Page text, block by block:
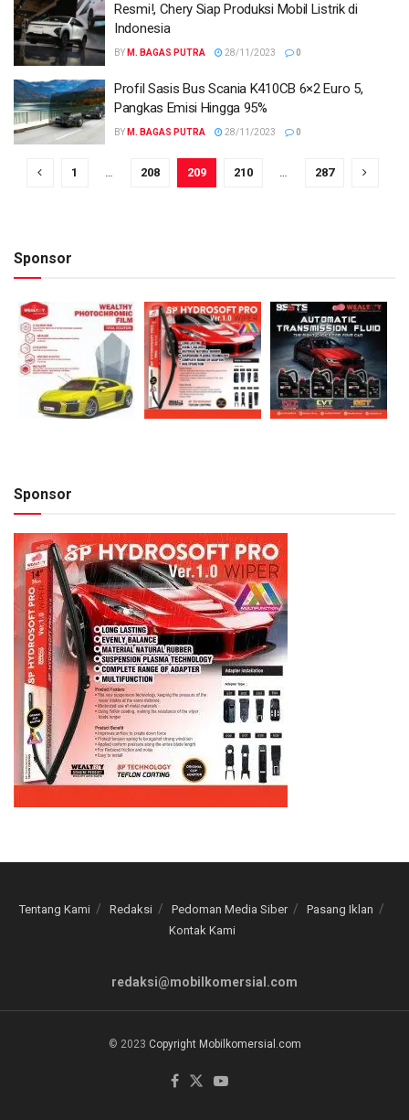
Resmi!, Chery Siap Produksi Mobil Listrik di
Indonesia
BY M. BAGAS PUTRA 28/11/2023 0
Profil Sasis Bus Scania K410CB 6×2 Euro 5,
Pangkas Emisi Hingga 95%
BY M. BAGAS PUTRA 28/11/2023 0
1 … 208 209 210 … 287
Sponsor
Sponsor
Tentang Kami Redaksi Pedoman Media Siber
Pasang Iklan
Kontak Kami
redaksi@mobilkomersial.com
© 2023 Copyright Mobilkomersial.com